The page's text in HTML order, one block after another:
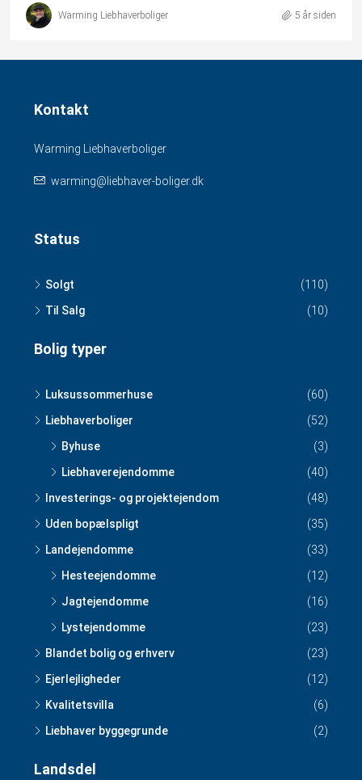
Warming Liebhaverboliger 5 år siden
Kontakt
Warming Liebhaverboliger
warming@liebhaver-boliger.dk
Status
Solgt
(110)
Til Salg
(10)
Bolig typer
Luksussommerhuse
(60)
Liebhaverboliger
(52)
Byhuse
(3)
Liebhaverejendomme
(40)
Investerings- og projektejendom
(48)
Uden bopælspligt
(35)
Landejendomme
(33)
Hesteejendomme
(12)
Jagtejendomme
(16)
Lystejendomme
(23)
Blandet bolig og erhverv
(23)
Ejerlejligheder
(12)
Kvalitetsvilla
(6)
Liebhaver byggegrunde
(2)
Landsdel